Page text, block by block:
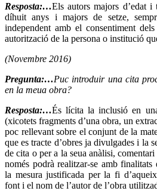
Resposta:…Els autors majors d’edat i
díhuit anys i majors de setze,
independent amb el consentiment
autorització de la persona o institució
(Novembre 2016)
Pregunta:…Puc introduir una cita
en la meua obra?
Resposta:…És lícita la inclusió en
(xicotets fragments d’una obra, un
poc rellevant sobre el conjunt de la
que es tracte d’obres ja divulgades i la
de cita o per a la seua anàlisi,
només podrà realitzar-se amb finalitats
la mesura justificada per la fi
font i el nom de l’autor de l’obra